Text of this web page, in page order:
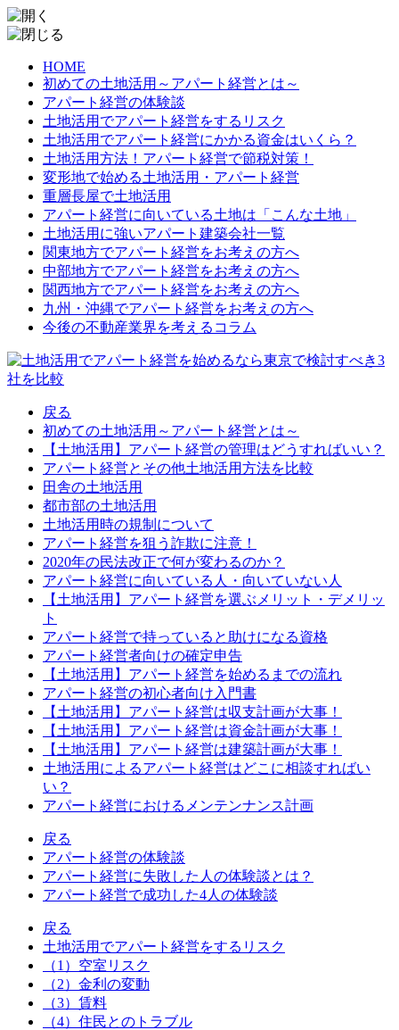
HOME
初めての土地活用～アパート経営とは～
アパート経営の体験談
土地活用でアパート経営をするリスク
土地活用でアパート経営にかかる資金はいくら？
土地活用方法！アパート経営で節税対策！
変形地で始める土地活用・アパート経営
重層長屋で土地活用
アパート経営に向いている土地は「こんな土地」
土地活用に強いアパート建築会社一覧
関東地方でアパート経営をお考えの方へ
中部地方でアパート経営をお考えの方へ
関西地方でアパート経営をお考えの方へ
九州・沖縄でアパート経営をお考えの方へ
今後の不動産業界を考えるコラム
戻る
初めての土地活用～アパート経営とは～
【土地活用】アパート経営の管理はどうすればいい？
アパート経営とその他土地活用方法を比較
田舎の土地活用
都市部の土地活用
土地活用時の規制について
アパート経営を狙う詐欺に注意！
2020年の民法改正で何が変わるのか？
アパート経営に向いている人・向いていない人
【土地活用】アパート経営を選ぶメリット・デメリッ
ト
アパート経営で持っていると助けになる資格
アパート経営者向けの確定申告
【土地活用】アパート経営を始めるまでの流れ
アパート経営の初心者向け入門書
【土地活用】アパート経営は収支計画が大事！
【土地活用】アパート経営は資金計画が大事！
【土地活用】アパート経営は建築計画が大事！
土地活用によるアパート経営はどこに相談すればい
い？
アパート経営におけるメンテンナンス計画
戻る
アパート経営の体験談
アパート経営に失敗した人の体験談とは？
アパート経営で成功した4人の体験談
戻る
土地活用でアパート経営をするリスク
（1）空室リスク
（2）金利の変動
（3）賃料
（4）住民とのトラブル